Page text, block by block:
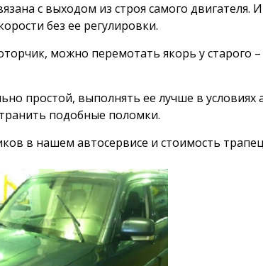
с выходом из строя самого
без ее регулировки.
можно перемотать якорь у старого
простой, выполнять ее лучше в
подобные поломки.
в нашем автосервисе и стоимость